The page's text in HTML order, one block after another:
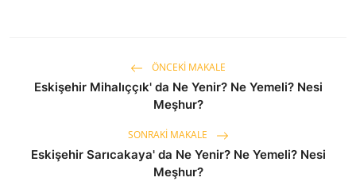
ÖNCEKI MAKALE
Eskişehir Mihalıççık' da Ne Yenir? Ne Yemeli? Nesi
Meşhur?
SONRAKI MAKALE
Eskişehir Sarıcakaya' da Ne Yenir? Ne Yemeli? Nesi
Meşhur?